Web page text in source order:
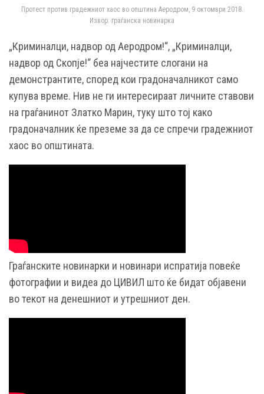
Протест против градежниот хаос во општина Аеродром, 9 октомври 2018.
Извор: граѓанска новинарка
„Криминалци, надвор од Аеродром!“, „Криминалци,
надвор од Скопје!“ беа најчестите слогани на
демонстрантите, според кои градоначалникот само
купува време. Нив не ги интересираат личните ставови
на граѓанинот Златко Марин, туку што тој како
градоначалник ќе преземе за да се спречи градежниот
хаос во општината.
Граѓанските новинарки и новинари испратија повеќе
фотографии и видеа до ЦИВИЛ што ќе бидат објавени
во текот на денешниот и утрешниот ден.